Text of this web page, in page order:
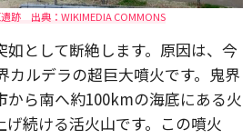
跡 出典：WIKIMEDIA COMMONS
如として断絶します。原因は、今
カルデラの超巨大噴火です。鬼界
から南へ約100kmの海底にある火
続ける活火山です。この噴火